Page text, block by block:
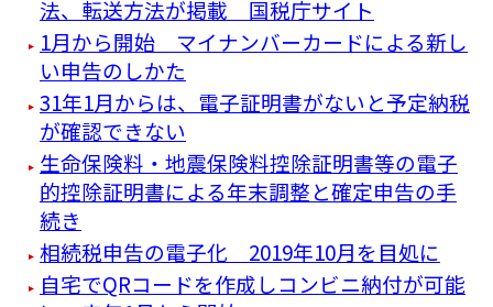
法、転送方法が掲載 国税庁サイト
1月から開始 マイナンバーカードによる新し
い申告のしかた
31年1月からは、電子証明書がないと予定納税
が確認できない
生命保険料・地震保険料控除証明書等の電子
的控除証明書による年末調整と確定申告の手
続き
相続税申告の電子化 2019年10月を目処に
自宅でQRコードを作成しコンビニ納付が可能